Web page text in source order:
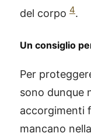
del corpo 4.
Un consiglio
Per
sono dunque
accorgimenti
mancano